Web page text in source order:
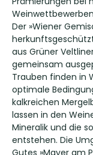
Der »Wiener
aus Grüner
gemeinsam
Trauben finden in
optimale
kalkreichen
lassen in den
Mineralik und die
entstehen. Die
Gutes »Mayer am